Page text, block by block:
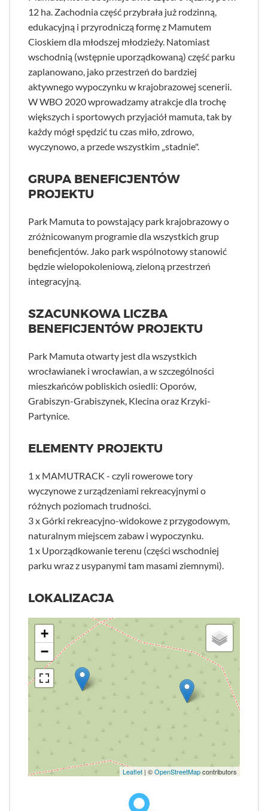
12 ha. Zachodnia część przybrała już rodzinną,
edukacyjną i przyrodniczą formę z Mamutem
Cioskiem dla młodszej młodzieży. Natomiast
wschodnią (wstępnie uporządkowaną) część parku
zaplanowano, jako przestrzeń do bardziej
aktywnego wypoczynku w krajobrazowej scenerii.
W WBO 2020 wprowadzamy atrakcje dla trochę
większych i sportowych przyjaciół mamuta, tak by
każdy mógł spędzić tu czas miło, zdrowo,
wyczynowo, a przede wszystkim „stadnie".
GRUPA BENEFICJENTÓW
PROJEKTU
Park Mamuta to powstający park krajobrazowy o
zróżnicowanym programie dla wszystkich grup
beneficjentów. Jako park wspólnotowy stanowić
będzie wielopokoleniową, zieloną przestrzeń
integracyjną.
SZACUNKOWA LICZBA
BENEFICJENTÓW PROJEKTU
Park Mamuta otwarty jest dla wszystkich
wrocławianek i wrocławian, a w szczególności
mieszkańców pobliskich osiedli: Oporów,
Grabiszyn-Grabiszynek, Klecina oraz Krzyki-
Partynice.
ELEMENTY PROJEKTU
1 x MAMUTRACK - czyli rowerowe tory
wyczynowe z urządzeniami rekreacyjnymi o
różnych poziomach trudności.
3 x Górki rekreacyjno-widokowe z przygodowym,
naturalnym miejscem zabaw i wypoczynku.
1 x Uporządkowanie terenu (części wschodniej
parku wraz z usypanymi tam masami ziemnymi).
LOKALIZACJA
+
−
Leaflet| ©OpenStreetMapcontributors